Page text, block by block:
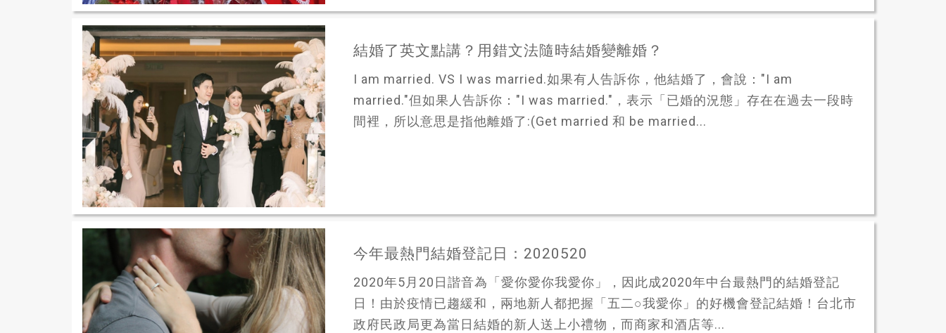
結婚了英文點講？用錯文法隨時結婚變離婚？
I am married. VS I was married.如果有人告訴你，他結婚了，會說："I am
married."但如果人告訴你："I was married."，表示「已婚的況態」存在在過去一段時
間裡，所以意思是指他離婚了:(Get married 和 be married...
今年最熱門結婚登記日：2020520
2020年5月20日諧音為「愛你愛你我愛你」，因此成2020年中台最熱門的結婚登記
日！由於疫情已趨緩和，兩地新人都把握「五二○我愛你」的好機會登記結婚！台北市
政府民政局更為當日結婚的新人送上小禮物，而商家和酒店等...